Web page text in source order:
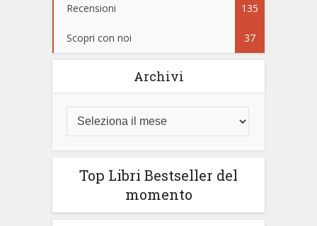
Recensioni 135
Scopri con noi 37
Archivi
Top Libri Bestseller del
momento